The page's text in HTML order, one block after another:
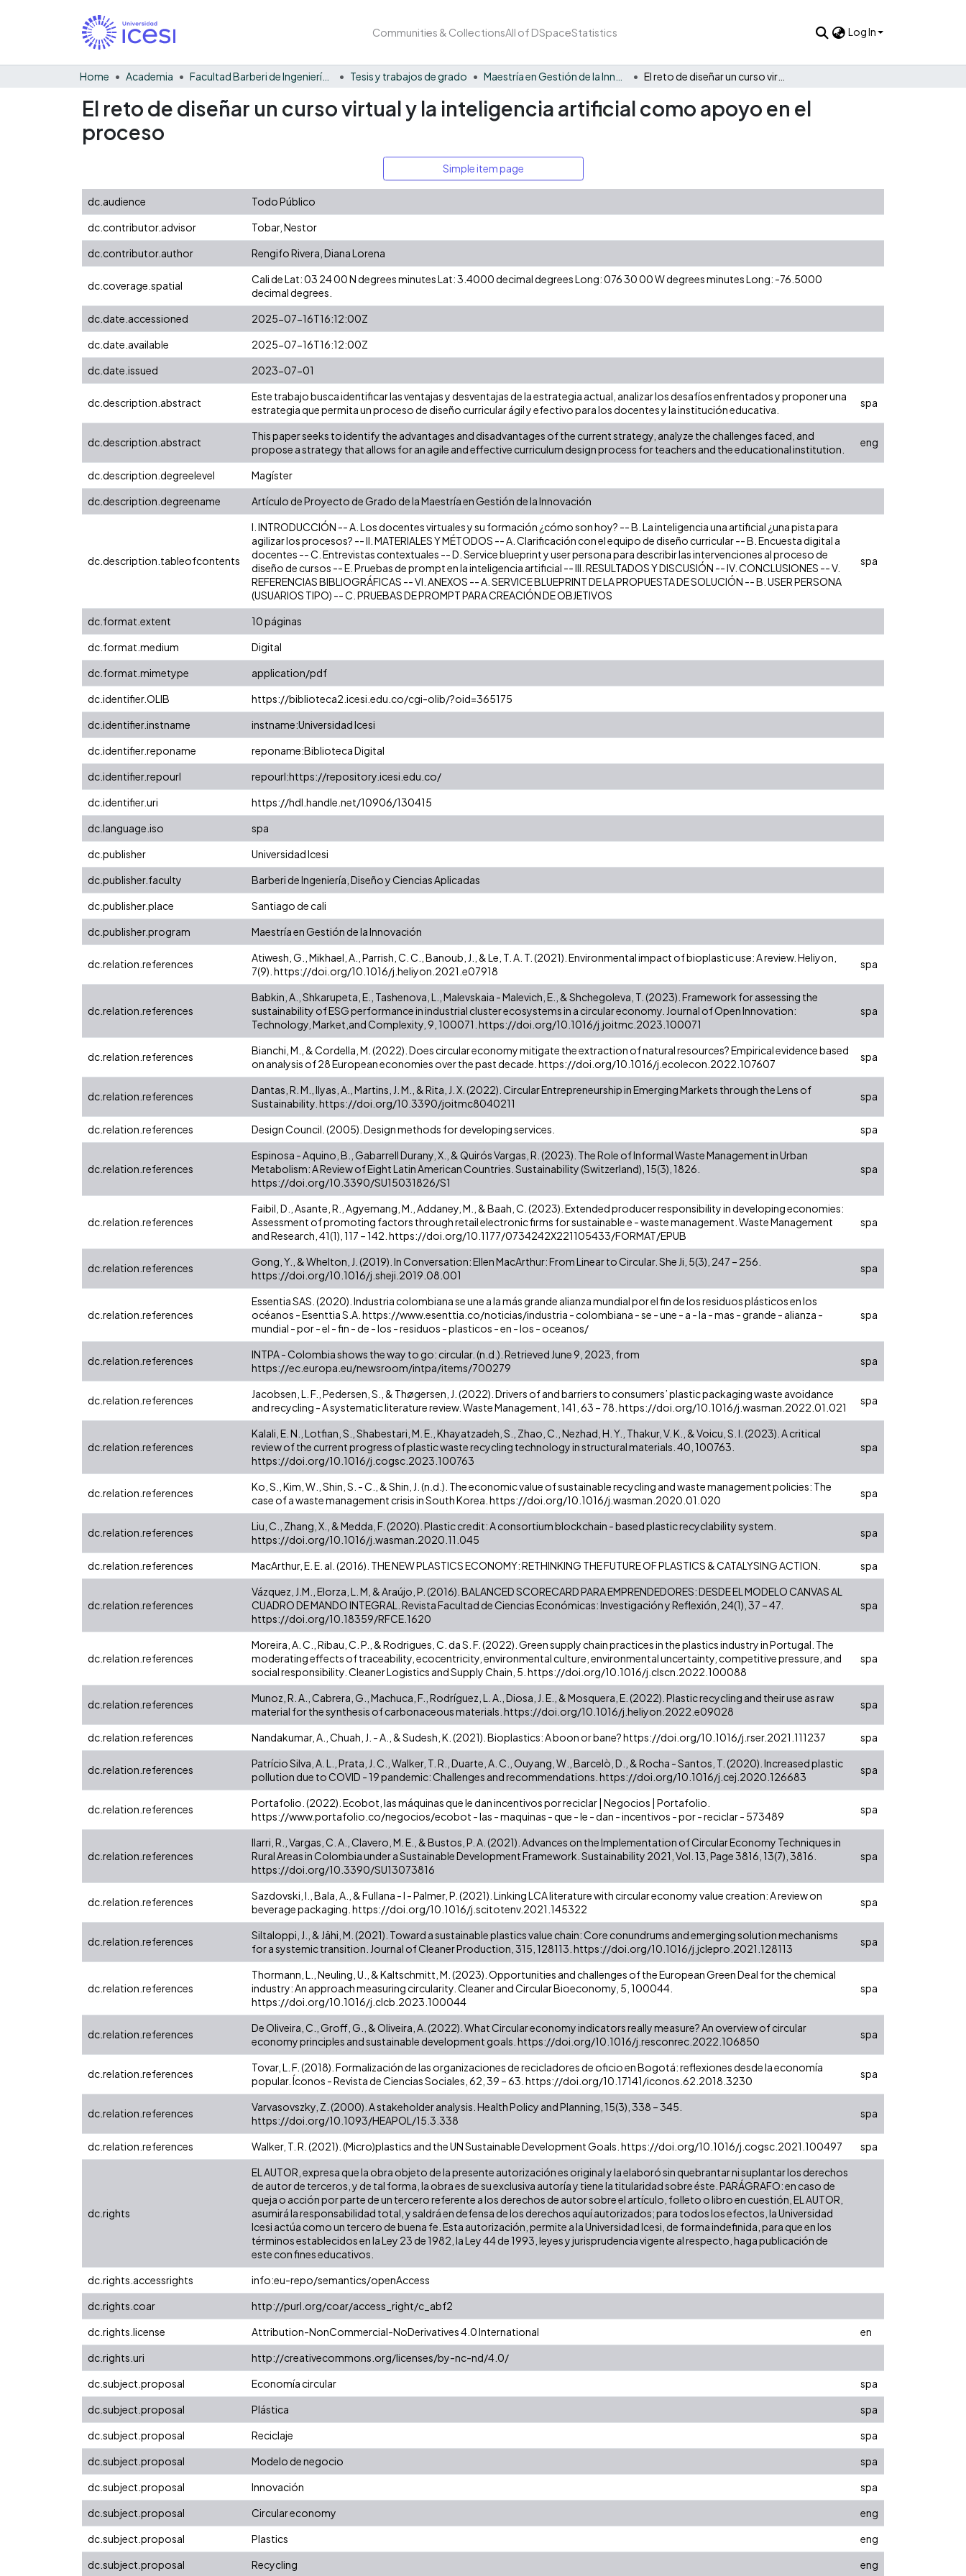
Communities & CollectionsAll of DSpaceStatistics Log In
Home Academia Facultad Barberi de Ingeniería, Diseño y Ciencias Aplicadas Tesis y trabajos de grado
El reto de diseñar un curso virtual y la inteligencia artificial como apoyo en el
proceso
Simple item page
dc.audience
Todo Público
dc.contributor.advisor
Tobar, Nestor
dc.contributor.author
Rengifo Rivera, Diana Lorena
dc.coverage.spatial
Cali de Lat: 03 24 00 N degrees minutes Lat: 3.4000 decimal degrees Long: 076 30 00 W degrees minutes Long: -76.5000
decimal degrees.
dc.date.accessioned
2025-07-16T16:12:00Z
dc.date.available
2025-07-16T16:12:00Z
dc.date.issued
2023-07-01
dc.description.abstract
Este trabajo busca identificar las ventajas y desventajas de la estrategia actual, analizar los desafíos enfrentados y proponer una
estrategia que permita un proceso de diseño curricular ágil y efectivo para los docentes y la institución educativa.
spa
dc.description.abstract
This paper seeks to identify the advantages and disadvantages of the current strategy, analyze the challenges faced, and
propose a strategy that allows for an agile and effective curriculum design process for teachers and the educational institution.
eng
dc.description.degreelevel
Magíster
dc.description.degreename
Artículo de Proyecto de Grado de la Maestría en Gestión de la Innovación
dc.description.tableofcontents
I. INTRODUCCIÓN -- A. Los docentes virtuales y su formación ¿cómo son hoy? -- B. La inteligencia una artificial ¿una pista para
agilizar los procesos? -- II. MATERIALES Y MÉTODOS -- A. Clarificación con el equipo de diseño curricular -- B. Encuesta digital a
docentes -- C. Entrevistas contextuales -- D. Service blueprint y user persona para describir las intervenciones al proceso de
diseño de cursos -- E. Pruebas de prompt en la inteligencia artificial -- III. RESULTADOS Y DISCUSIÓN -- IV. CONCLUSIONES -- V.
REFERENCIAS BIBLIOGRÁFICAS -- VI. ANEXOS -- A. SERVICE BLUEPRINT DE LA PROPUESTA DE SOLUCIÓN -- B. USER PERSONA
(USUARIOS TIPO) -- C. PRUEBAS DE PROMPT PARA CREACIÓN DE OBJETIVOS
spa
dc.format.extent
10 páginas
dc.format.medium
Digital
dc.format.mimetype
application/pdf
dc.identifier.OLIB
https://biblioteca2.icesi.edu.co/cgi-olib/?oid=365175
dc.identifier.instname
instname:Universidad Icesi
dc.identifier.reponame
reponame:Biblioteca Digital
dc.identifier.repourl
repourl:https://repository.icesi.edu.co/
dc.identifier.uri
https://hdl.handle.net/10906/130415
dc.language.iso
spa
dc.publisher
Universidad Icesi
dc.publisher.faculty
Barberi de Ingeniería, Diseño y Ciencias Aplicadas
dc.publisher.place
Santiago de cali
dc.publisher.program
Maestría en Gestión de la Innovación
dc.relation.references
Atiwesh, G., Mikhael, A., Parrish, C. C., Banoub, J., & Le, T. A. T. (2021). Environmental impact of bioplastic use: A review. Heliyon,
7(9). https://doi.org/10.1016/j.heliyon.2021.e07918
spa
dc.relation.references
Babkin, A., Shkarupeta, E., Tashenova, L., Malevskaia - Malevich, E., & Shchegoleva, T. (2023). Framework for assessing the
sustainability of ESG performance in industrial cluster ecosystems in a circular economy. Journal of Open Innovation:
Technology, Market,and Complexity, 9, 100071. https://doi.org/10.1016/j.joitmc.2023.100071
spa
dc.relation.references
Bianchi, M., & Cordella, M. (2022). Does circular economy mitigate the extraction of natural resources? Empirical evidence based
on analysis of 28 European economies over the past decade. https://doi.org/10.1016/j.ecolecon.2022.107607
spa
dc.relation.references
Dantas, R. M., Ilyas, A., Martins, J. M., & Rita, J. X. (2022). Circular Entrepreneurship in Emerging Markets through the Lens of
Sustainability. https://doi.org/10.3390/joitmc8040211
spa
dc.relation.references Design Council. (2005). Design methods for developing services. spa
dc.relation.references
Espinosa - Aquino, B., Gabarrell Durany, X., & Quirós Vargas, R. (2023). The Role of Informal Waste Management in Urban
Metabolism: A Review of Eight Latin American Countries. Sustainability (Switzerland), 15(3), 1826.
https://doi.org/10.3390/SU15031826/S1
spa
dc.relation.references
Faibil, D., Asante, R., Agyemang, M., Addaney, M., & Baah, C. (2023). Extended producer responsibility in developing economies:
Assessment of promoting factors through retail electronic firms for sustainable e - waste management. Waste Management
and Research, 41(1), 117 – 142. https://doi.org/10.1177/0734242X221105433/FORMAT/EPUB
spa
dc.relation.references
Gong, Y., & Whelton, J. (2019). In Conversation: Ellen MacArthur: From Linear to Circular. She Ji, 5(3), 247 – 256.
https://doi.org/10.1016/j.sheji.2019.08.001
spa
dc.relation.references
Essentia SAS. (2020). Industria colombiana se une a la más grande alianza mundial por el fin de los residuos plásticos en los
océanos - Esenttia S.A. https://www.esenttia.co/noticias/industria - colombiana - se - une - a - la - mas - grande - alianza -
mundial - por - el - fin - de - los - residuos - plasticos - en - los - oceanos/
spa
dc.relation.references
INTPA - Colombia shows the way to go: circular. (n.d.). Retrieved June 9, 2023, from
https://ec.europa.eu/newsroom/intpa/items/700279
spa
dc.relation.references
Jacobsen, L. F., Pedersen, S., & Thøgersen, J. (2022). Drivers of and barriers to consumers’ plastic packaging waste avoidance
and recycling - A systematic literature review. Waste Management, 141, 63 – 78. https://doi.org/10.1016/j.wasman.2022.01.021
spa
dc.relation.references
Kalali, E. N., Lotfian, S., Shabestari, M. E., Khayatzadeh, S., Zhao, C., Nezhad, H. Y., Thakur, V. K., & Voicu, S. I. (2023). A critical
review of the current progress of plastic waste recycling technology in structural materials. 40, 100763.
https://doi.org/10.1016/j.cogsc.2023.100763
spa
dc.relation.references
Ko, S., Kim, W., Shin, S. - C., & Shin, J. (n.d.). The economic value of sustainable recycling and waste management policies: The
case of a waste management crisis in South Korea. https://doi.org/10.1016/j.wasman.2020.01.020
spa
dc.relation.references
Liu, C., Zhang, X., & Medda, F. (2020). Plastic credit: A consortium blockchain - based plastic recyclability system.
https://doi.org/10.1016/j.wasman.2020.11.045
spa
dc.relation.references MacArthur, E. E. al. (2016). THE NEW PLASTICS ECONOMY: RETHINKING THE FUTURE OF PLASTICS & CATALYSING ACTION. spa
dc.relation.references
Vázquez, J.M., Elorza, L. M, & Araújo, P. (2016). BALANCED SCORECARD PARA EMPRENDEDORES: DESDE EL MODELO CANVAS AL
CUADRO DE MANDO INTEGRAL. Revista Facultad de Ciencias Económicas: Investigación y Reflexión, 24(1), 37 – 47.
https://doi.org/10.18359/RFCE.1620
spa
dc.relation.references
Moreira, A. C., Ribau, C. P., & Rodrigues, C. da S. F. (2022). Green supply chain practices in the plastics industry in Portugal. The
moderating effects of traceability, ecocentricity, environmental culture, environmental uncertainty, competitive pressure, and
social responsibility. Cleaner Logistics and Supply Chain, 5. https://doi.org/10.1016/j.clscn.2022.100088
spa
dc.relation.references
Munoz, R. A., Cabrera, G., Machuca, F., Rodríguez, L. A., Diosa, J. E., & Mosquera, E. (2022). Plastic recycling and their use as raw
material for the synthesis of carbonaceous materials. https://doi.org/10.1016/j.heliyon.2022.e09028
spa
dc.relation.references Nandakumar, A., Chuah, J. - A., & Sudesh, K. (2021). Bioplastics: A boon or bane? https://doi.org/10.1016/j.rser.2021.111237 spa
dc.relation.references
Patrício Silva, A. L., Prata, J. C., Walker, T. R., Duarte, A. C., Ouyang, W., Barcelò, D., & Rocha - Santos, T. (2020). Increased plastic
pollution due to COVID - 19 pandemic: Challenges and recommendations. https://doi.org/10.1016/j.cej.2020.126683
spa
dc.relation.references
Portafolio. (2022). Ecobot, las máquinas que le dan incentivos por reciclar | Negocios | Portafolio.
https://www.portafolio.co/negocios/ecobot - las - maquinas - que - le - dan - incentivos - por - reciclar - 573489
spa
dc.relation.references
Ilarri, R., Vargas, C. A., Clavero, M. E., & Bustos, P. A. (2021). Advances on the Implementation of Circular Economy Techniques in
Rural Areas in Colombia under a Sustainable Development Framework. Sustainability 2021, Vol. 13, Page 3816, 13(7), 3816.
https://doi.org/10.3390/SU13073816
spa
dc.relation.references
Sazdovski, I., Bala, A., & Fullana - I - Palmer, P. (2021). Linking LCA literature with circular economy value creation: A review on
beverage packaging. https://doi.org/10.1016/j.scitotenv.2021.145322
spa
dc.relation.references
Siltaloppi, J., & Jähi, M. (2021). Toward a sustainable plastics value chain: Core conundrums and emerging solution mechanisms
for a systemic transition. Journal of Cleaner Production, 315, 128113. https://doi.org/10.1016/j.jclepro.2021.128113
spa
dc.relation.references
Thormann, L., Neuling, U., & Kaltschmitt, M. (2023). Opportunities and challenges of the European Green Deal for the chemical
industry: An approach measuring circularity. Cleaner and Circular Bioeconomy, 5, 100044.
https://doi.org/10.1016/j.clcb.2023.100044
spa
dc.relation.references
De Oliveira, C., Groff, G., & Oliveira, A. (2022). What Circular economy indicators really measure? An overview of circular
economy principles and sustainable development goals. https://doi.org/10.1016/j.resconrec.2022.106850
spa
dc.relation.references
Tovar, L. F. (2018). Formalización de las organizaciones de recicladores de oficio en Bogotá: reflexiones desde la economía
popular. Íconos - Revista de Ciencias Sociales, 62, 39 – 63. https://doi.org/10.17141/iconos.62.2018.3230
spa
dc.relation.references
Varvasovszky, Z. (2000). A stakeholder analysis. Health Policy and Planning, 15(3), 338 – 345.
https://doi.org/10.1093/HEAPOL/15.3.338
spa
dc.relation.references Walker, T. R. (2021). (Micro)plastics and the UN Sustainable Development Goals. https://doi.org/10.1016/j.cogsc.2021.100497 spa
dc.rights
EL AUTOR, expresa que la obra objeto de la presente autorización es original y la elaboró sin quebrantar ni suplantar los derechos
de autor de terceros, y de tal forma, la obra es de su exclusiva autoría y tiene la titularidad sobre éste. PARÁGRAFO: en caso de
queja o acción por parte de un tercero referente a los derechos de autor sobre el artículo, folleto o libro en cuestión, EL AUTOR,
asumirá la responsabilidad total, y saldrá en defensa de los derechos aquí autorizados; para todos los efectos, la Universidad
Icesi actúa como un tercero de buena fe. Esta autorización, permite a la Universidad Icesi, de forma indefinida, para que en los
términos establecidos en la Ley 23 de 1982, la Ley 44 de 1993, leyes y jurisprudencia vigente al respecto, haga publicación de
este con fines educativos.
dc.rights.accessrights
info:eu-repo/semantics/openAccess
dc.rights.coar
http://purl.org/coar/access_right/c_abf2
dc.rights.license
Attribution-NonCommercial-NoDerivatives 4.0 International
en
dc.rights.uri
http://creativecommons.org/licenses/by-nc-nd/4.0/
dc.subject.proposal
Economía circular
spa
dc.subject.proposal
Plástica
spa
dc.subject.proposal
Reciclaje
spa
dc.subject.proposal
Modelo de negocio
spa
dc.subject.proposal
Innovación
spa
dc.subject.proposal
Circular economy
eng
dc.subject.proposal
Plastics
eng
dc.subject.proposal
Recycling eng